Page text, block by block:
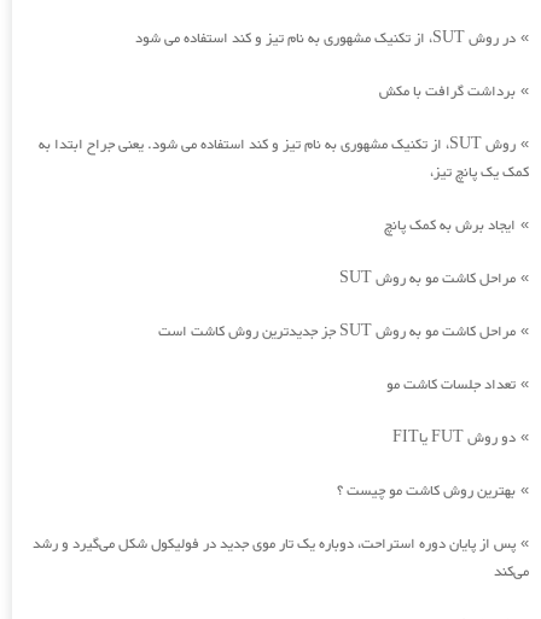
» در روش SUT، از تکنیک مشهوری به نام تیز و کند استفاده می شود
» برداشت گرافت با مکش
»
روش SUT، از تکنیک مشهوری به نام تیز و کند استفاده می شود. یعنی جراح ابتدا به
کمک یک پانچ تیز،
» ایجاد برش به کمک پانچ
» مراحل کاشت مو به روش SUT
» مراحل کاشت مو به روش SUT جز جدیدترین روش کاشت است
» تعداد جلسات کاشت مو
» دو روش FUT یاFIT
» بهترین روش کاشت مو چیست ؟
» پس از پایان دوره استراحت، دوباره یک تار موی جدید در فولیکول شکل می‌گیرد و رشد
می‌کند